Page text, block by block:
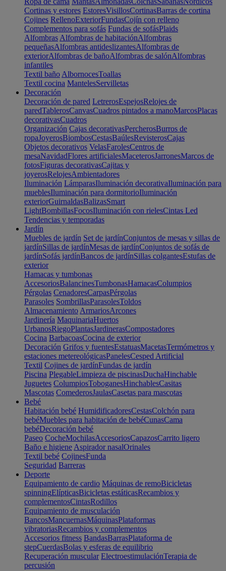
Cortinas y estores EstoresVisillosCortinasBarras de cortina
Cojines RellenoExteriorFundasCojín con relleno
Complementos para sofás Fundas de sofásPlaids
Alfombras Alfombras de habitaciónAlfombras
pequeñasAlfombras antideslizantesAlfombras de
exteriorAlfombras de bañoAlfombras de salónAlfombras
infantiles
Textil baño AlbornocesToallas
Textil cocina MantelesServilletas
Decoración
Decoración de pared LetrerosEspejosRelojes de
paredTablerosCanvasCuadros pintados a manoMarcosPlacas
decorativasCuadros
Organización Cajas decorativasPercherosBurros de
ropaJoyerosBiombosCestasBaúlesRevisterosCajas
Objetos decorativos VelasFarolesCentros de
mesaNavidadFlores artificialesMaceterosJarronesMarcos de
fotosFiguras decorativasCajitas y
joyerosRelojesAmbientadores
Iluminación LámparasIluminación decorativaIluminación para
mueblesIluminación para dormitorioIluminación
exteriorGuirnaldasBalizasSmart
LightBombillasFocosIluminación con rielesCintas Led
Tendencias y temporadas
Jardín
Muebles de jardín Set de jardínConjuntos de mesas y sillas de
jardínSillas de jardínMesas de jardínConjuntos de sofás de
jardínSofás jardínBancos de jardínSillas colgantesEstufas de
exterior
Hamacas y tumbonas
AccesoriosBalancinesTumbonasHamacasColumpios
Pérgolas CenadoresCarpasPérgolas
Parasoles SombrillasParasolesToldos
Almacenamiento ArmariosArcones
Jardinería MaquinariaHuertos
UrbanosRiegoPlantasJardinerasCompostadores
Cocina BarbacoasCocina de exterior
Decoración Grifos y fuentesEstatuasMacetasTermómetros y
estaciones metereológicasPanelesCesped Artificial
Textil Cojines de jardínFundas de jardín
Piscina PlegableLimpieza de piscinasDuchaHinchable
Juguetes ColumpiosToboganesHinchablesCasitas
Mascotas ComederosJaulasCasetas para mascotas
Bebé
Habitación bebé HumidificadoresCestasColchón para
bebéMuebles para habitación de bebéCunasCama
bebéDecoración bebé
Paseo CocheMochilasAccesoriosCapazosCarrito ligero
Baño e higiene Aspirador nasalOrinales
Textil bebé CojinesFunda
Seguridad Barreras
Deporte
Equipamiento de cardio Máquinas de remoBicicletas
spinningElípticasBicicletas estáticasRecambios y
complementosCintasRodillos
Equipamiento de musculación
BancosMancuernasMáquinasPlataformas
vibratoriasRecambios y complementos
Accesorios fitness BandasBarrasPlataforma de
stepCuerdasBolas y esferas de equilibrio
Recuperación muscular ElectroestimulaciónTerapia de
percusión